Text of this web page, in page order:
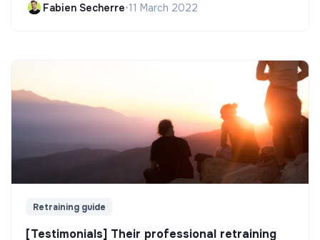
Fabien Secherre•11 March 2022
Retraining guide
[Testimonials] Their professional retraining